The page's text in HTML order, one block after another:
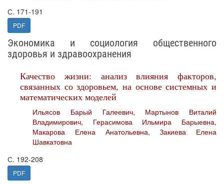
С. 171-191
PDF
Экономика и социология общественного
здоровья и здравоохранения
Качество жизни: анализ влияния факторов,
связанных со здоровьем, на основе системных и
математических моделей
Ильясов Барый Галеевич, Мартынов Виталий
Владимирович, Герасимова Ильмира Барыевна,
Макарова Елена Анатольевна,Закиева Елена
Шавкатовна
С. 192-208
PDF